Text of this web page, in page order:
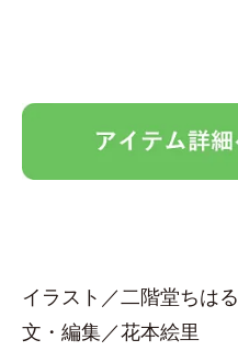
イラスト／二階堂ちはる
文・編集／花本絵里